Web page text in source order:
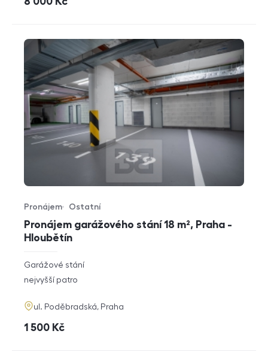
Pronájem garážového stání 18 m², Praha -
Hloubětín
Typ nabídky
Pronájem
Typ nemovitosti
Ostatní
rozměry
dispozice
Garážové stání
funkce
nejvyšší patro
adresa
ul. Poděbradská, Praha
cena
1 500 Kč